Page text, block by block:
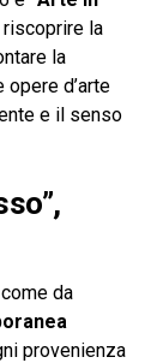
riscoprire la
la
d’arte
e il senso
da
provenienza